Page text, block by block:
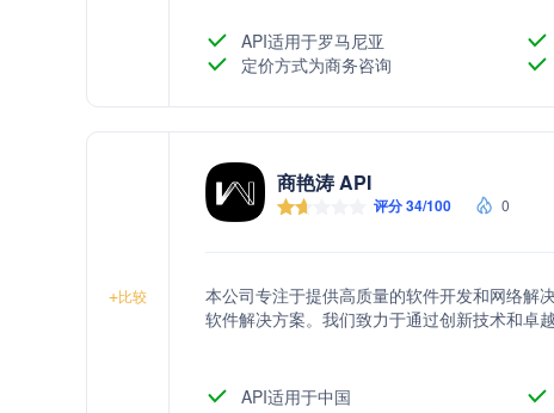
API适用于罗马尼亚
定价方式为商务咨询
+比较
商艳涛 API
评分 34/100 0
本公司专注于提供高质量的软件开发和网络解
软件解决方案。我们致力于通过创新技术和卓
API适用于中国